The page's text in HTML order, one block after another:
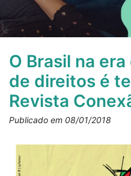
O Brasil na
de direitos é
Revista
Publicado em 08/01/2018